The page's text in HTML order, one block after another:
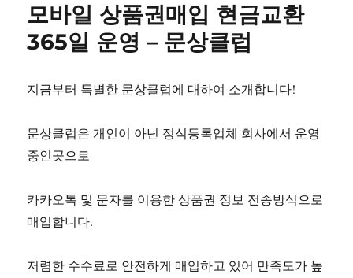
모바일 상품권매입 현금교환
365일 운영 – 문상클럽
지금부터 특별한 문상클럽에 대하여 소개합니다!
문상클럽은 개인이 아닌 정식등록업체 회사에서 운영
중인곳으로
카카오톡 및 문자를 이용한 상품권 정보 전송방식으로
매입합니다.
저렴한 수수료로 안전하게 매입하고 있어 만족도가 높